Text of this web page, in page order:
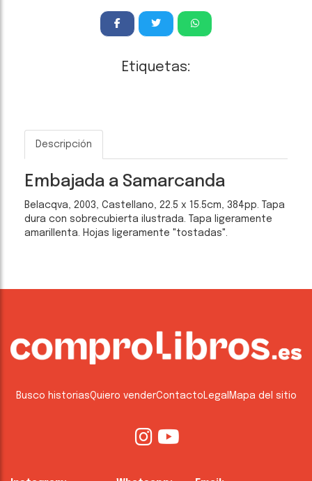
Etiquetas:
Descripción
Embajada a Samarcanda
Belacqva, 2003, Castellano, 22.5 x 15.5cm, 384pp. Tapa
dura con sobrecubierta ilustrada. Tapa ligeramente
amarillenta. Hojas ligeramente "tostadas".
Busco historiasQuiero venderContacto Legal Mapa del sitio